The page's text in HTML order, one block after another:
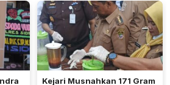
keterbatasan air.
Kejari Musnahkan 171 Gram